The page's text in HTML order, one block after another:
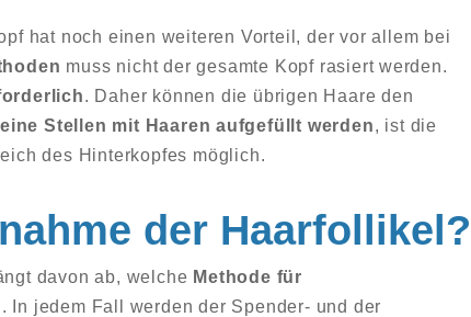
hat noch einen weiteren Vorteil, der vor allem bei
muss nicht der gesamte Kopf rasiert werden.
. Daher können die übrigen Haare den
Stellen mit Haaren aufgefüllt werden, ist die
des Hinterkopfes möglich.
der Haarfollikel?
davon ab, welche Methode für
In jedem Fall werden der Spender- und der